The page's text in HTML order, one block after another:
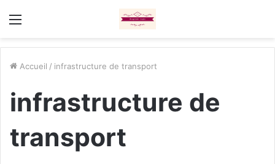
Menu
Accueil / infrastructure de transport
infrastructure de
transport